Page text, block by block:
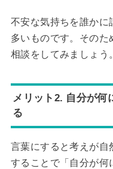
不安な気持ちを誰かに
多いものです。そのた
相談をしてみましょう。
メリット2. 自分が何
る
言葉にすると考えが自
することで「自分が何